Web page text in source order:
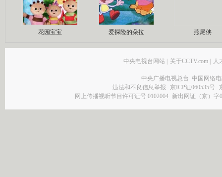
花园宝宝 爱探险的朵拉 燕尾侠
中央电视台网站 | 关于CCTV.com | 人
中央广播电视总台 中国网络
违法和不良信息举报
京ICP证060535号
网上传播视听节目许可证号 0102004 新出网证（京）